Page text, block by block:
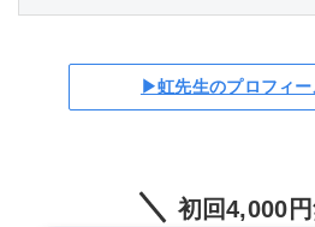
▶虹先生のプロフィー
初回4,000